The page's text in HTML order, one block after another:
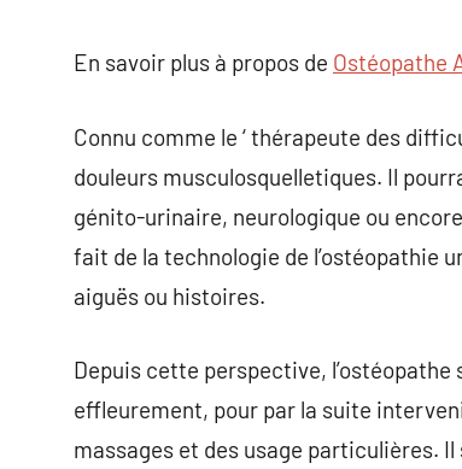
En savoir plus à propos de Ostéopathe
Connu comme le ‘ thérapeute des
douleurs musculosquelletiques. Il
génito-urinaire, neurologique ou
fait de la technologie de l’ostéopathie
aiguës ou histoires.
Depuis cette perspective,
effleurement, pour par la suite
massages et des usage particulières.